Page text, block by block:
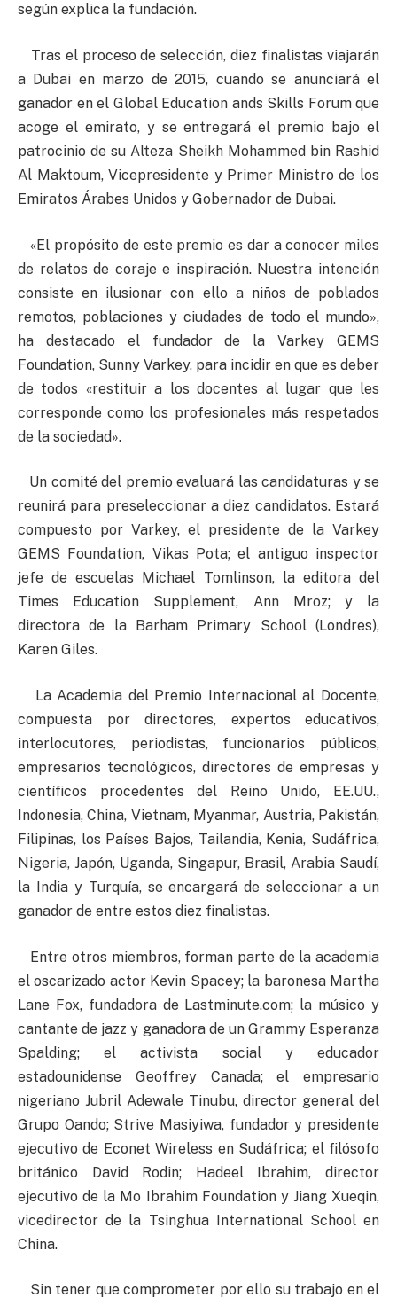
según explica la fundación.
Tras el proceso de selección, diez finalistas viajarán
a Dubai en marzo de 2015, cuando se anunciará el
ganador en el Global Education ands Skills Forum que
acoge el emirato, y se entregará el premio bajo el
patrocinio de su Alteza Sheikh Mohammed bin Rashid
Al Maktoum, Vicepresidente y Primer Ministro de los
Emiratos Árabes Unidos y Gobernador de Dubai.
«El propósito de este premio es dar a conocer miles
de relatos de coraje e inspiración. Nuestra intención
consiste en ilusionar con ello a niños de poblados
remotos, poblaciones y ciudades de todo el mundo»,
ha destacado el fundador de la Varkey GEMS
Foundation, Sunny Varkey, para incidir en que es deber
de todos «restituir a los docentes al lugar que les
corresponde como los profesionales más respetados
de la sociedad».
Un comité del premio evaluará las candidaturas y se
reunirá para preseleccionar a diez candidatos. Estará
compuesto por Varkey, el presidente de la Varkey
GEMS Foundation, Vikas Pota; el antiguo inspector
jefe de escuelas Michael Tomlinson, la editora del
Times Education Supplement, Ann Mroz; y la
directora de la Barham Primary School (Londres),
Karen Giles.
La Academia del Premio Internacional al Docente,
compuesta por directores, expertos educativos,
interlocutores, periodistas, funcionarios públicos,
empresarios tecnológicos, directores de empresas y
científicos procedentes del Reino Unido, EE.UU.,
Indonesia, China, Vietnam, Myanmar, Austria, Pakistán,
Filipinas, los Países Bajos, Tailandia, Kenia, Sudáfrica,
Nigeria, Japón, Uganda, Singapur, Brasil, Arabia Saudí,
la India y Turquía, se encargará de seleccionar a un
ganador de entre estos diez finalistas.
Entre otros miembros, forman parte de la academia
el oscarizado actor Kevin Spacey; la baronesa Martha
Lane Fox, fundadora de Lastminute.com; la músico y
cantante de jazz y ganadora de un Grammy Esperanza
Spalding; el activista social y educador
estadounidense Geoffrey Canada; el empresario
nigeriano Jubril Adewale Tinubu, director general del
Grupo Oando; Strive Masiyiwa, fundador y presidente
ejecutivo de Econet Wireless en Sudáfrica; el filósofo
británico David Rodin; Hadeel Ibrahim, director
ejecutivo de la Mo Ibrahim Foundation y Jiang Xueqin,
vicedirector de la Tsinghua International School en
China.
Sin tener que comprometer por ello su trabajo en el